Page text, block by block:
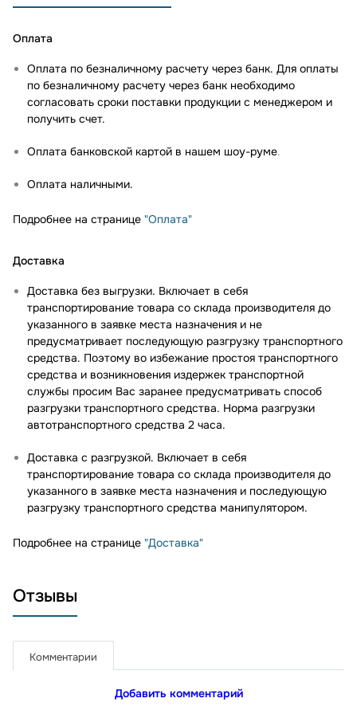
Оплата
Оплата по безналичному расчету через банк. Для оплаты
по безналичному расчету через банк необходимо
согласовать сроки поставки продукции с менеджером и
получить счет.
Оплата банковской картой в нашем шоу-руме.
Оплата наличными.
Подробнее на странице "Оплата"
Доставка
Доставка без выгрузки. Включает в себя
транспортирование товара со склада производителя до
указанного в заявке места назначения и не
предусматривает последующую разгрузку транспортного
средства. Поэтому во избежание простоя транспортного
средства и возникновения издержек транспортной
службы просим Вас заранее предусматривать способ
разгрузки транспортного средства. Норма разгрузки
автотранспортного средства 2 часа.
Доставка с разгрузкой. Включает в себя
транспортирование товара со склада производителя до
указанного в заявке места назначения и последующую
разгрузку транспортного средства манипулятором.
Подробнее на странице "Доставка"
Отзывы
Комментарии
Добавить комментарий